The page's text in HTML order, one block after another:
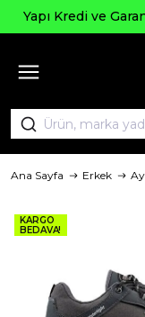
Yapı Kredi ve
Ana Sayfa Erkek
KARGO
BEDAVA!